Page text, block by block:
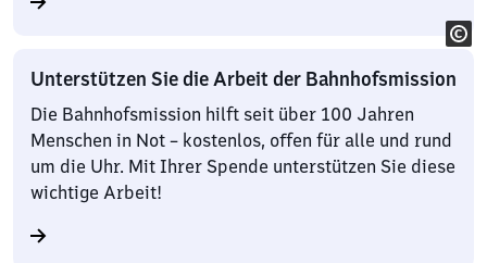
Unterstützen Sie die Arbeit der Bahnhofsmission
Die Bahnhofsmission hilft seit über 100 Jahren
Menschen in Not – kostenlos, offen für alle und rund
um die Uhr. Mit Ihrer Spende unterstützen Sie diese
wichtige Arbeit!